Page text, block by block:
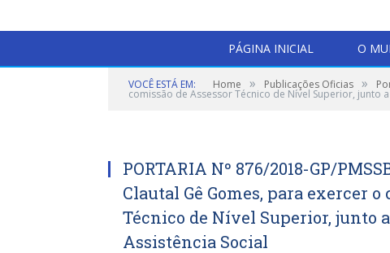
PÁGINA INICIAL O
VOCÊ ESTÁ EM: Home » Publicações Oficias »
comissão de Assessor Técnico de Nível Superior, junto
PORTARIA Nº 876/2018-GP/
Clautal Gê Gomes, para exercer
Técnico de Nível Superior, junto
Assistência Social